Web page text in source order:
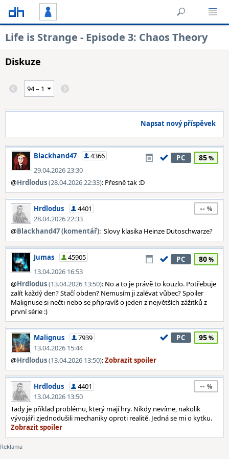
Life is Strange - Episode 3: Chaos Theory
Diskuze
Napsat nový příspěvek
Blackhand47
4366
29.04.2026 23:30
PC 85
@Hrdlodus(28.04.2026 22:33): Přesně tak :D
Hrdlodus
4401
28.04.2026 22:33
--
@Blackhand47 (komentář): Slovy klasika Heinze Dutoschwarze?
Jumas
45905
13.04.2026 16:53
PC 80
@Hrdlodus(13.04.2026 13:50): No a to je právě to kouzlo. Potřebuje
zalít každý den? Stačí obden? Nemusím ji zalévat vůbec? Spoiler
Malignuse si nečti nebo se připravíš o jeden z největších zážitků z
první série :)
Malignus
7939
13.04.2026 15:44
PC 95
@Hrdlodus(13.04.2026 13:50):
Hrdlodus
4401
13.04.2026 13:50
--
Tady je příklad problému, který mají hry. Nikdy nevíme, nakolik
vývojáři zjednodušili mechaniky oproti realitě. Jedná se mi o kytku.